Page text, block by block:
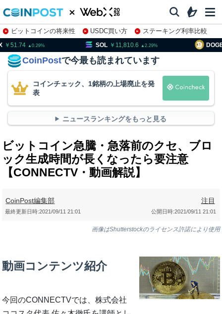
ビットコインの将来性 USDC買い方
ステーキング利率比較
株特集・関連銘柄
51.74 0.29 SOL 11,810.6 2.29 DOGE
CoinPostで今最も読まれています
コインチェック、1銘柄の上場廃止を発
表
ニュースランキングをもっと見る
ビットコイン急騰・急落前のクセ、ブロ
ック⽣成時間が⻑くなったら要注意
【CONNECTV・動画解説】
CoinPost編集部 注目
公開日時:2021/09/11 21:01
最終更新日時:2021/09/11 21:01
画像はShutterstockのライセンス許諾により使用
動画コンテンツ紹介
今回のCONNECTVでは、株式会社